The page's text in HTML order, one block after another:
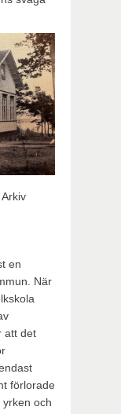
en
När
att det
förlorade
och